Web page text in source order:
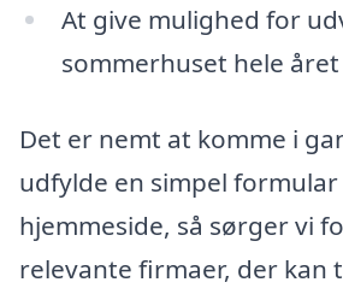
At give mulighed for
sommerhuset hele året
Det er nemt at komme i
udfylde en simpel
hjemmeside, så sørger vi
relevante firmaer, der kan